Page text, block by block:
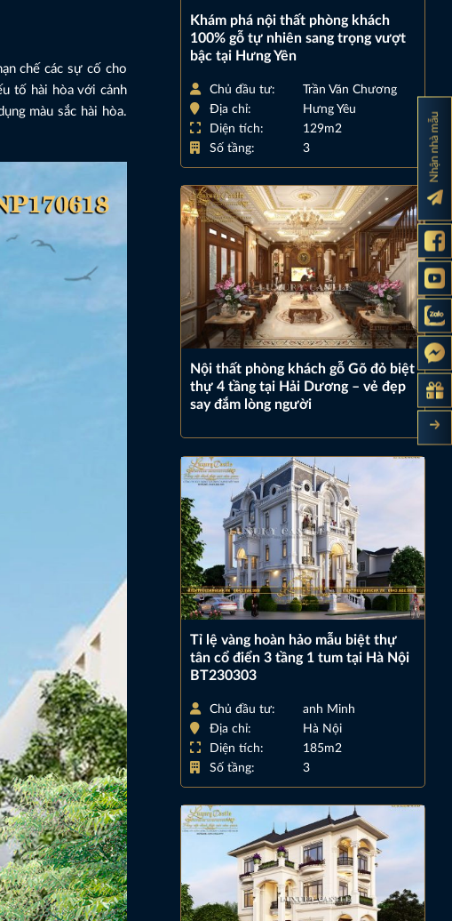
chế các sự cố cho
tố hài hòa với cảnh
màu sắc hài hòa.
Khám phá nội thất phòng khách
100% gỗ tự nhiên sang trọng vượt
bậc tại Hưng Yên
Chủ đầu tư:
Trần Văn Chương
Địa chỉ:
Hưng Yêu
Diện tích:
129m2
Số tầng:
3
Nội thất phòng khách gỗ Gõ đỏ biệt
thự 4 tầng tại Hải Dương – vẻ đẹp
say đắm lòng người
Tỉ lệ vàng hoàn hảo mẫu biệt thự
tân cổ điển 3 tầng 1 tum tại Hà Nội
BT230303
Chủ đầu tư:
anh Minh
Địa chỉ:
Hà Nội
Diện tích:
185m2
Số tầng:
3
Nhận nhà mẫu